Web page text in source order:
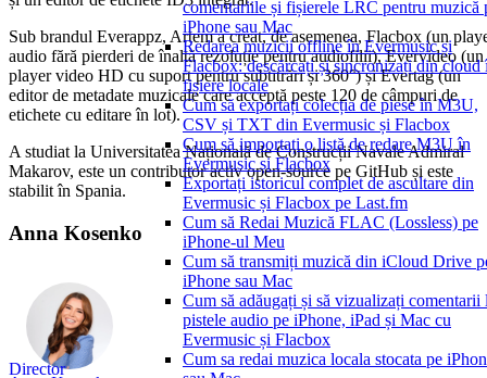
comentariile și fișierele LRC pentru muzică
iPhone sau Mac
Redarea muzicii offline în Evermusic și
Flacbox: descărcați și sincronizați din cloud
fișiere locale
Cum să exportați colecția de piese în M3U,
CSV și TXT din Evermusic și Flacbox
Cum să importați o listă de redare M3U în
Evermusic și Flacbox
Exportați istoricul complet de ascultare din
Evermusic și Flacbox pe Last.fm
Cum să Redai Muzică FLAC (Lossless) pe
iPhone-ul Meu
Cum să transmiți muzică din iCloud Drive
iPhone sau Mac
Cum să adăugați și să vizualizați comentarii
pistele audio pe iPhone, iPad și Mac cu
Evermusic și Flacbox
Cum sa redai muzica locala stocata pe
Sub brandul Everappz, Artem a creat, de asemenea, Flacbox (un
audio fără pierderi de înaltă rezoluție pentru audiofilii), Evervideo (un
player video HD cu suport pentru subtitrări și 360°) și Evertag (un
editor de metadate muzicale care acceptă peste 120 de câmpuri de
etichete cu editare în lot).
A studiat la Universitatea Națională de Construcții Navale Admiral
Makarov, este un contributor activ open-source pe GitHub și este
stabilit în Spania.
Anna Kosenko
Director